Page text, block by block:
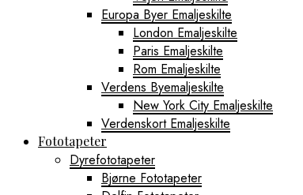
Europa Byer Emaljeskilte
London Emaljeskilte
Paris Emaljeskilte
Rom Emaljeskilte
Verdens Byemaljeskilte
New York City Emaljeskilte
Verdenskort Emaljeskilte
Fototapeter
Dyrefototapeter
Bjørne Fototapeter